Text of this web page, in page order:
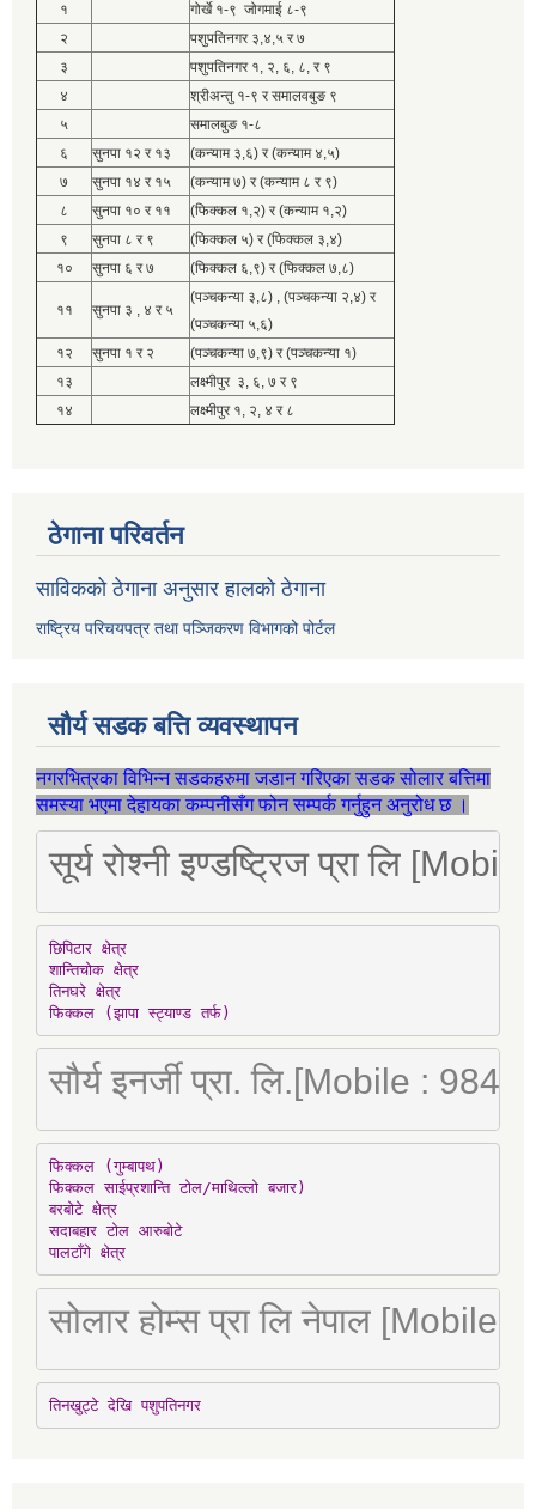
१
गोर्खे १-९ जोगमाई ८-९
२
पशुपतिनगर ३,४,५ र ७
३
पशुपतिनगर १, २, ६, ८, र ९
४
श्रीअन्तु १-९ र समालवबुङ ९
५
समालबुङ १-८
६
सुनपा १२ र १३
(कन्याम ३,६) र (कन्याम ४,५)
७
सुनपा १४ र १५
(कन्याम ७) र (कन्याम ८ र ९)
८
सुनपा १० र ११
(फिक्कल १,२) र (कन्याम १,२)
९
सुनपा ८ र ९
(फिक्कल ५) र (फिक्कल ३,४)
१०
सुनपा ६ र ७ (फिक्कल ६,९) र (फिक्कल ७,८)
११ सुनपा ३ , ४ र ५
(पञ्चकन्या ३,८) , (पञ्चकन्या २,४) र
(पञ्चकन्या ५,६)
१२
सुनपा १ र २
(पञ्चकन्या ७,९) र (पञ्चकन्या १)
१३
लक्ष्मीपुर ३, ६, ७ र ९
१४
लक्ष्मीपुर १, २, ४ र ८
ठेगाना परिवर्तन
साविकको ठेगाना अनुसार हालको ठेगाना
राष्ट्रिय परिचयपत्र तथा पञ्जिकरण विभागको पोर्टल
सौर्य सडक बत्ति व्यवस्थापन
नगरभित्रका विभिन्न सडकहरुमा जडान गरिएका सडक सोलार बत्तिमा
समस्या भएमा देहायका कम्पनीसँग फोन सम्पर्क गर्नुहुन अनुरोध छ ।
सूर्य रोश्नी इण्डष्ट्रिज प्रा लि
छिपिटार क्षेत्र
शान्तिचोक क्षेत्र
तिनघरे क्षेत्र
फिक्कल (झापा स्ट्याण्ड तर्फ)
सौर्य इनर्जी प्रा. लि.[Mobile :
फिक्कल (गुम्बापथ)
फिक्कल साईप्रशान्ति टोल/माथिल्लो बजार)
बरबोटे क्षेत्र
सदाबहार टोल आरुबोटे
पालटाँगे क्षेत्र
सोलार होम्स प्रा लि नेपाल [Mobile
तिनखुट्टे देखि पशुपतिनगर